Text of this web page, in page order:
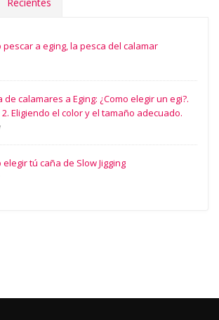
Recientes
pescar a eging, la pesca del calamar
de calamares a Eging: ¿Como elegir un egi?.
Eligiendo el color y el tamaño adecuado.
elegir tú caña de Slow Jigging